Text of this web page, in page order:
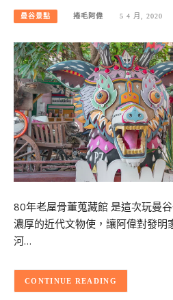
曼谷景點 捲毛阿偉 5 4 月, 2020
80年老屋骨董蒐藏館 是這次玩曼
濃厚的近代文物使，讓阿偉對發明
河…
CONTINUE READING